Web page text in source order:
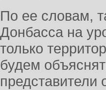
По ее словам,
Донбасса на
только
будем
представители